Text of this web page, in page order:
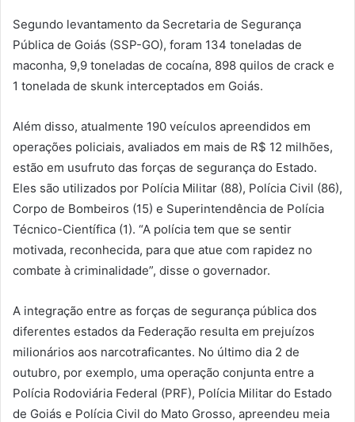
Segundo levantamento da Secretaria de Segurança
Pública de Goiás (SSP-GO), foram 134 toneladas de
maconha, 9,9 toneladas de cocaína, 898 quilos de crack e
1 tonelada de skunk interceptados em Goiás.
Além disso, atualmente 190 veículos apreendidos em
operações policiais, avaliados em mais de R$ 12 milhões,
estão em usufruto das forças de segurança do Estado.
Eles são utilizados por Polícia Militar (88), Polícia Civil (86),
Corpo de Bombeiros (15) e Superintendência de Polícia
Técnico-Científica (1). “A polícia tem que se sentir
motivada, reconhecida, para que atue com rapidez no
combate à criminalidade”, disse o governador.
A integração entre as forças de segurança pública dos
diferentes estados da Federação resulta em prejuízos
milionários aos narcotraficantes. No último dia 2 de
outubro, por exemplo, uma operação conjunta entre a
Polícia Rodoviária Federal (PRF), Polícia Militar do Estado
de Goiás e Polícia Civil do Mato Grosso, apreendeu meia